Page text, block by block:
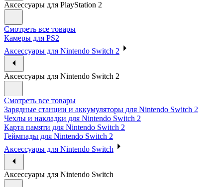
Аксессуары для PlayStation 2
Смотреть все товары
Камеры для PS2
Аксессуары для Nintendo Switch 2
Аксессуары для Nintendo Switch 2
Смотреть все товары
Зарядные станции и аккумуляторы для Nintendo Switch 2
Чехлы и накладки для Nintendo Switch 2
Карта памяти для Nintendo Switch 2
Геймпады для Nintendo Switch 2
Аксессуары для Nintendo Switch
Аксессуары для Nintendo Switch